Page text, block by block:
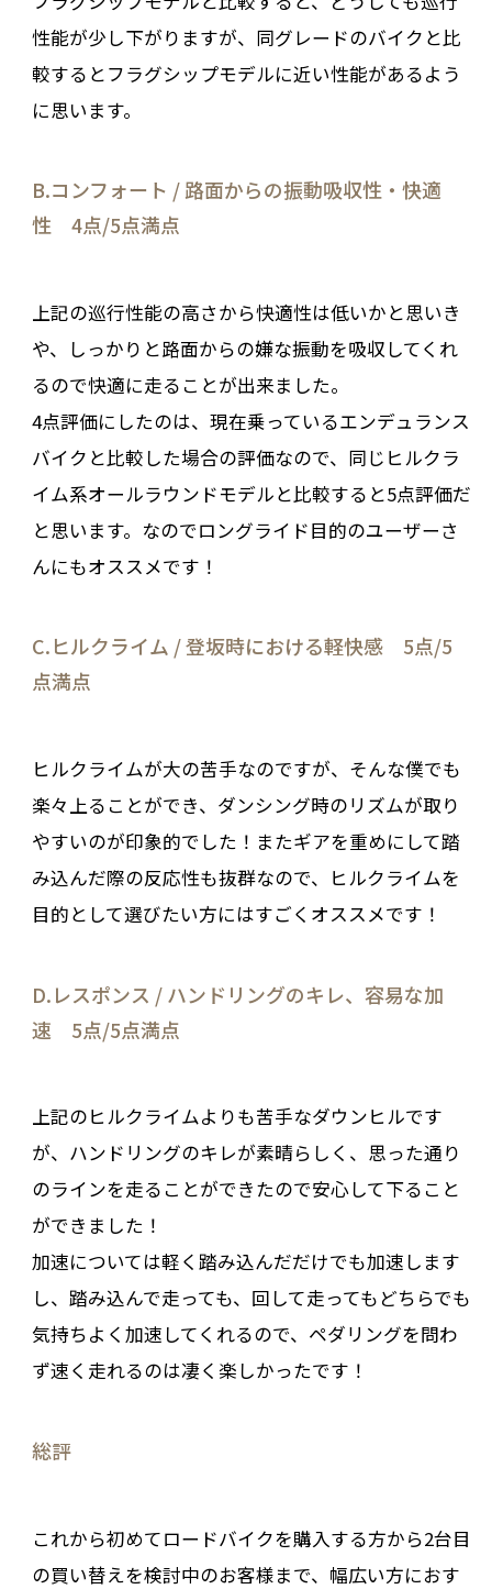
性能が少し下がりますが、同グレードのバイクと比
較するとフラグシップモデルに近い性能があるよう
に思います。
B.コンフォート / 路面からの振動吸収性・快適
性 4点/5点満点
上記の巡行性能の高さから快適性は低いかと思いき
や、しっかりと路面からの嫌な振動を吸収してくれ
るので快適に走ることが出来ました。
4点評価にしたのは、現在乗っているエンデュランス
バイクと比較した場合の評価なので、同じヒルクラ
イム系オールラウンドモデルと比較すると5点評価だ
と思います。なのでロングライド目的のユーザーさ
んにもオススメです！
C.ヒルクライム / 登坂時における軽快感 5点/5
点満点
ヒルクライムが大の苦手なのですが、そんな僕でも
楽々上ることができ、ダンシング時のリズムが取り
やすいのが印象的でした！またギアを重めにして踏
み込んだ際の反応性も抜群なので、ヒルクライムを
目的として選びたい方にはすごくオススメです！
D.レスポンス / ハンドリングのキレ、容易な加
速 5点/5点満点
上記のヒルクライムよりも苦手なダウンヒルです
が、ハンドリングのキレが素晴らしく、思った通り
のラインを走ることができたので安心して下ること
ができました！
加速については軽く踏み込んだだけでも加速します
し、踏み込んで走っても、回して走ってもどちらでも
気持ちよく加速してくれるので、ペダリングを問わ
ず速く走れるのは凄く楽しかったです！
総評
これから初めてロードバイクを購入する方から2台目
の買い替えを検討中のお客様まで、幅広い方におす